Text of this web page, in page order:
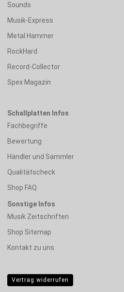
Sounds
Musik-Express
Metal Hammer
RockHard
Record-Collector
Spex Magazin
Schallplatten Infos
Fachbegriffe
Bewertung
Händler und Sammler
Qualitätscheck
Shop FAQ
Sonstige Infos
Musik Zeitschriften
Shop Sitemap
Kontakt zu uns
Vertrag widerrufen